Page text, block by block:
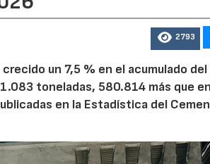
2793
un 7,5 % en el acumulado
toneladas, 580.814 más que
en la Estadística del